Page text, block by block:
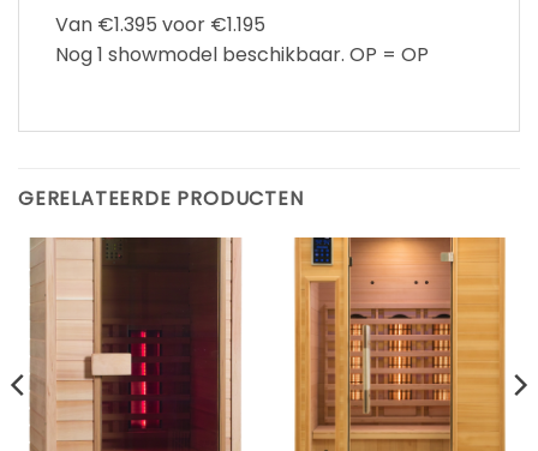
Van €1.395 voor €1.195
Nog 1 showmodel beschikbaar. OP = OP
GERELATEERDE PRODUCTEN